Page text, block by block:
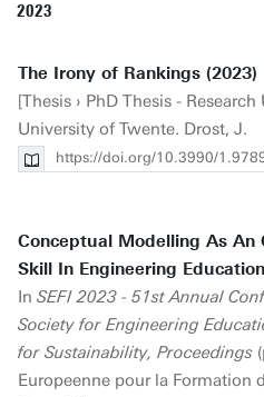
2023
The Irony of Rankings (2023)
[Thesis › PhD Thesis -
University of Twente. Drost, J.
https://doi.org/10.3990/
Conceptual Modelling As An
Skill In Engineering
In SEFI 2023 - 51st Annual
Society for Engineering
for Sustainability, Proceedings
Europeenne pour la Formation